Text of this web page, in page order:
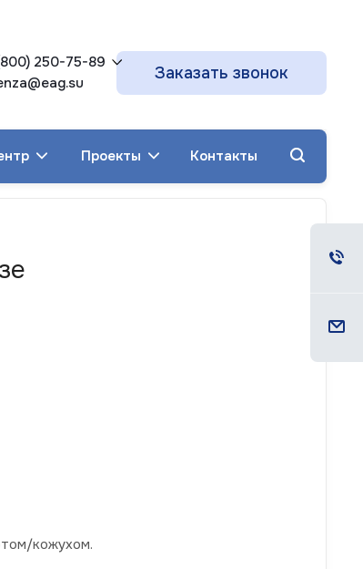
250-75-89
Заказать звонок
Проекты Контакты
кожухом.